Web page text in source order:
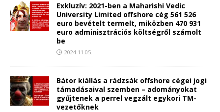
Exkluzív: 2021-ben a Maharishi Vedic
University Limited offshore cég 561 526
euro bevételt termelt, miközben 470 931
euro adminisztrációs költségről számolt
be
2024.11.05.
Bátor kiállás a rádzsák offshore cégei jogi
támadásaival szemben – adományokat
gyűjtenek a perrel vegzált egykori TM-
vezetőknek